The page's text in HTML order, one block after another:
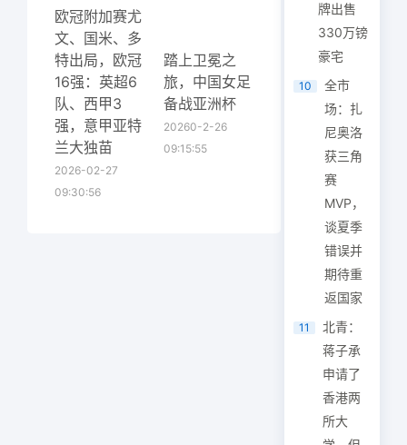
欧冠附加赛尤
文、国米、多
特出局，欧冠
16强：英超6
队、西甲3
强，意甲亚特
兰大独苗
2026-02-27
09:30:56
踏上卫冕之
旅，中国女足
备战亚洲杯
20260-2-26
09:15:55
牌出售
330万镑
豪宅
10
全市
场：扎
尼奥洛
获三角
赛
MVP，
谈夏季
错误并
期待重
返国家
11
北青：
蒋子承
申请了
香港两
所大